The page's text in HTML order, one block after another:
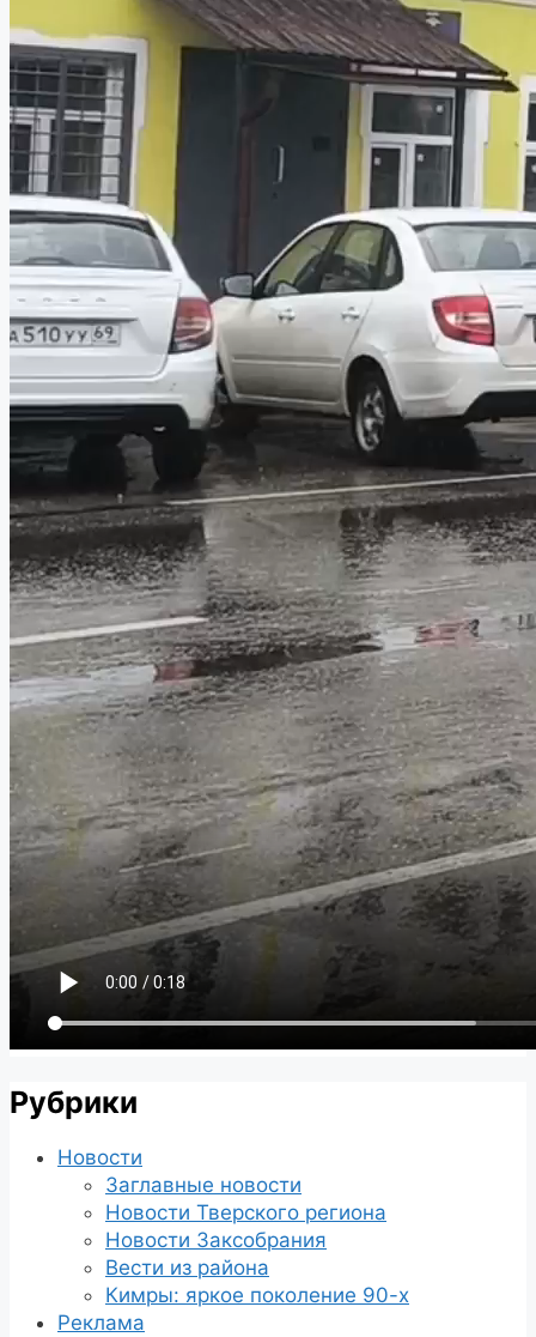
Рубрики
Новости
Заглавные новости
Новости Тверского региона
Новости Заксобрания
Вести из района
Кимры: яркое поколение 90-х
Реклама